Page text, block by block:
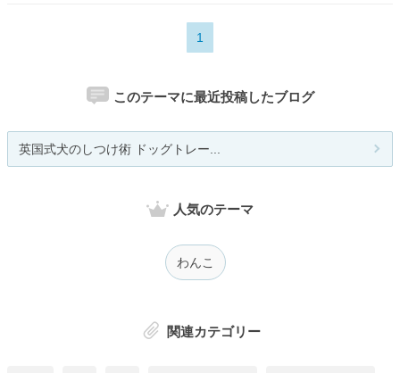
1
このテーマに最近投稿したブログ
英国式犬のしつけ術 ドッグトレー...
人気のテーマ
わんこ
関連カテゴリー